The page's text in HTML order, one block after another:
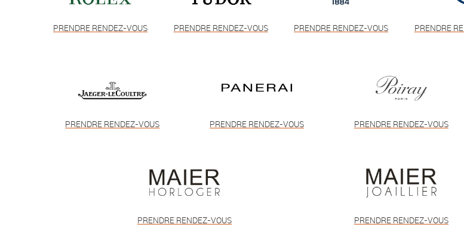
PRENDRE RENDEZ-VOUS PRENDRE RENDEZ-VOUS PRENDRE RENDEZ-VOUS PRENDRE
PRENDRE RENDEZ-VOUS PRENDRE RENDEZ-VOUS PRENDRE RENDEZ-VOUS
PRENDRE RENDEZ-VOUS PRENDRE RENDEZ-VOUS